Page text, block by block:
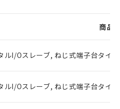
商品
ルI/Oスレーブ, ねじ式端子台タイ
ルI/Oスレーブ, ねじ式端子台タイ
の在庫あり
新の在庫状況につ
されるものであり、閲
の実際の在庫および標
および標準価格はお客
。